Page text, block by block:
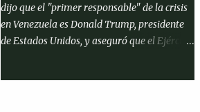
sin contacto con otros reclusos. Antes de
partir hacia la cárcel junto con su esposa,
Carla Bruni, y demás familiares, el exjefe de
en un mensaje publicado a través de su
dijo que el "primer responsable" de la crisis
en Venezuela es Donald Trump, presidente
de Estados Unidos, y aseguró que el Ejército